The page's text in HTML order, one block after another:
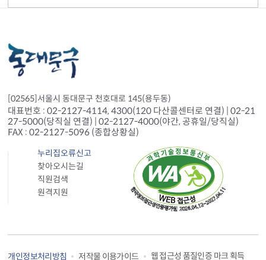
[02565]서울시 동대문구 천호대로 145(용두동)
대표번호 : 02-2127-4114, 4300(120 다산콜센터로 연결) | 02-21
27-5000(당직실 연결) | 02-2127-4000(야간, 공휴일/당직실)
FAX : 02-2127-5096 (종합상황실)
누리집오류신고
찾아오시는길
직원검색
원격지원
개인정보처리방침 저작물 이용가이드 웹 접근성 품질인증 마크 획득